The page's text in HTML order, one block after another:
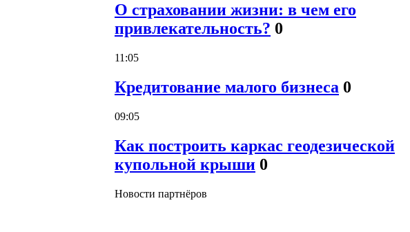
О страховании жизни: в чем его
привлекательность? 0
11:05
Кредитование малого бизнеса 0
09:05
Как построить каркас геодезической
купольной крыши 0
Новости партнёров